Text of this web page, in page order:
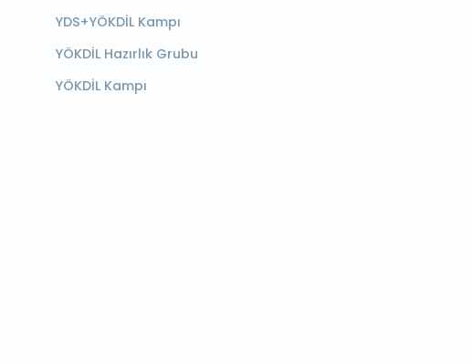
YDS+YÖKDİL Kampı
YÖKDİL Hazırlık Grubu
YÖKDİL Kampı